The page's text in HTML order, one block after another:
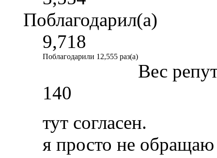
Поблагодарил(а)
9,718
Поблагодарили 12,555 раз(а)
Вес
140
тут согласен.
я просто не